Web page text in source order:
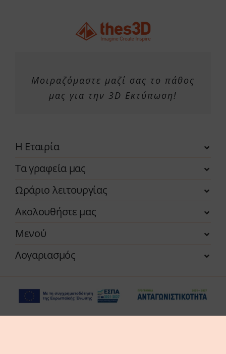
Μοιραζόμαστε μαζί σας το πάθος
μας για την 3D Εκτύπωση!
Η Εταιρία
Τα γραφεία μας
Ωράριο λειτουργίας
Ακολουθήστε μας
Μενού
Λογαριασμός